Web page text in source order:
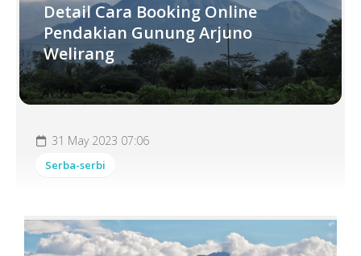
Detail Cara Booking Online
Pendakian Gunung Arjuno
Welirang
31 May 2023 07:06
Serba-serbi